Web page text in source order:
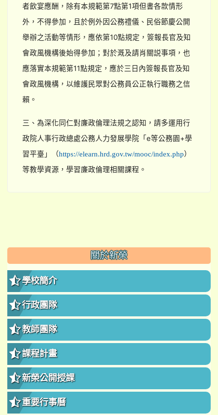
者飲宴應酬，除有本規範第7點第1項但書各款情形
外，不得參加，且於例外因公務禮儀、民俗節慶公開
舉辦之活動等情形，應依第10點規定，簽報長官及知
會政風機構後始得參加；對於溉及請肖關説事項，也
應落實本規範第11點規定，應於三日內簽報長官及知
會政風機構，以維護民眾對公務員公正執行職務之信
賴。
三、為深化同仁對廉政倫理法規之認知，請多運用行
政院人事行政總處公務人力發展學院「e等公務園+學
習平臺」（https://elearn.hrd.gov.tw/mooc/index.php）
等教學資源，學習廉政倫理相關課程。
::: 關於新榮
學校簡介
行政團隊
教師團隊
課程計畫
新榮公開授課
重要行事曆